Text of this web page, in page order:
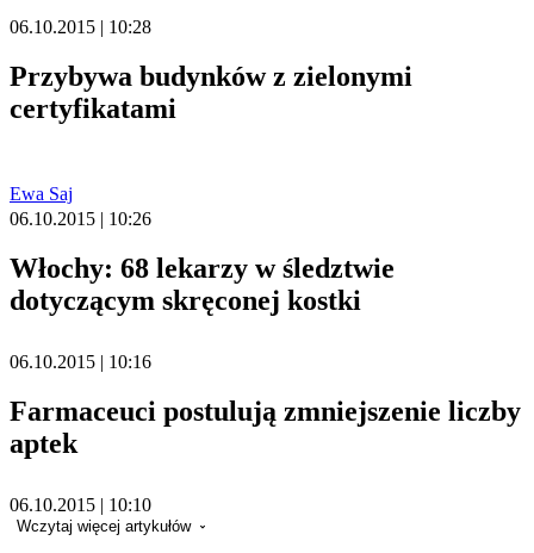
06.10.2015 | 10:28
Przybywa budynków z zielonymi
certyfikatami
Ewa Saj
06.10.2015 | 10:26
Włochy: 68 lekarzy w śledztwie
dotyczącym skręconej kostki
06.10.2015 | 10:16
Farmaceuci postulują zmniejszenie liczby
aptek
06.10.2015 | 10:10
Wczytaj więcej artykułów